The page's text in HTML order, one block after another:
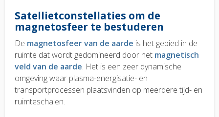
Body
text
Satellietconstellaties om de
magnetosfeer te bestuderen
De magnetosfeer van de aarde is het gebied in de
ruimte dat wordt gedomineerd door het magnetisch
veld van de aarde. Het is een zeer dynamische
omgeving waar plasma-energisatie- en
transportprocessen plaatsvinden op meerdere tijd- en
ruimteschalen.